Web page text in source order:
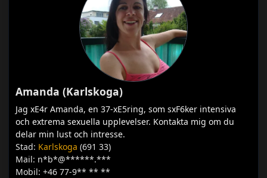
Amanda (Karlskoga)
Jag xE4r Amanda, en 37-xE5ring, som sxF6ker intensiva
och extrema sexuella upplevelser. Kontakta mig om du
delar min lust och intresse.
Stad: Karlskoga (691 33)
Mail: n*b*@******.***
Mobil: +46 77-9** ** **